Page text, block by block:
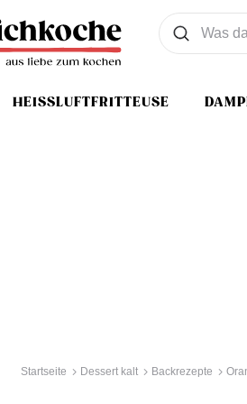
HEISSLUFTFRITTEUSE
Was wollen Sie
Suchen
Startseite Dessert kalt Backrezepte